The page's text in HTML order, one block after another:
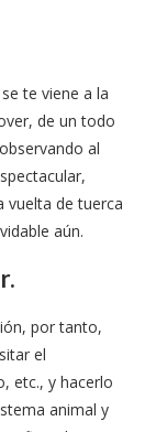
te viene a la
de un todo
al
vuelta de tuerca
aún.
por tanto,
el
etc., y hacerlo
animal y